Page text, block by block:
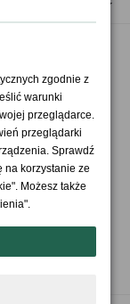
zgodnie z
warunki
przeglądarce.
przeglądarki
Sprawdź
na korzystanie ze
Możesz także